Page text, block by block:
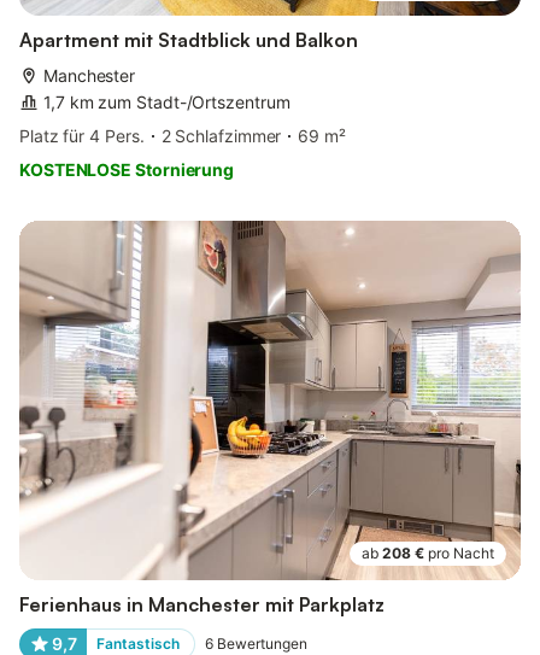
Apartment mit Stadtblick und Balkon
Manchester
1,7 km zum Stadt-/Ortszentrum
Platz für 4 Pers.
2 Schlafzimmer
69 m²
KOSTENLOSE Stornierung
ab 208 € pro Nacht
Ferienhaus in Manchester mit Parkplatz
9,7 Fantastisch 6 Bewertungen